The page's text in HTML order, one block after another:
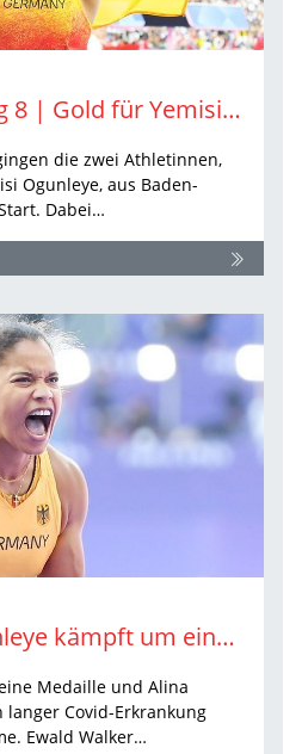
Olympia BW-Tag 8 | Gold für Yemisi Ogunleye
die zwei Athletinnen,
Ogunleye, aus Baden-
Dabei…
Olympia | Ogunleye kämpft um eine Medaille
Medaille und Alina
Covid-Erkrankung
Ewald Walker…